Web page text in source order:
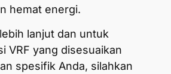
hemat energi.
lanjut dan untuk
VRF yang disesuaikan
spesifik Anda, silahkan